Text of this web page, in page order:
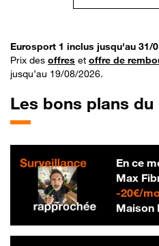
Eurosport 1 inclus jusqu'au 31/
Prix des offres et offre de
jusqu’au 19/08/2026.
Les bons plans
En ce
Max
-20€/
Maison